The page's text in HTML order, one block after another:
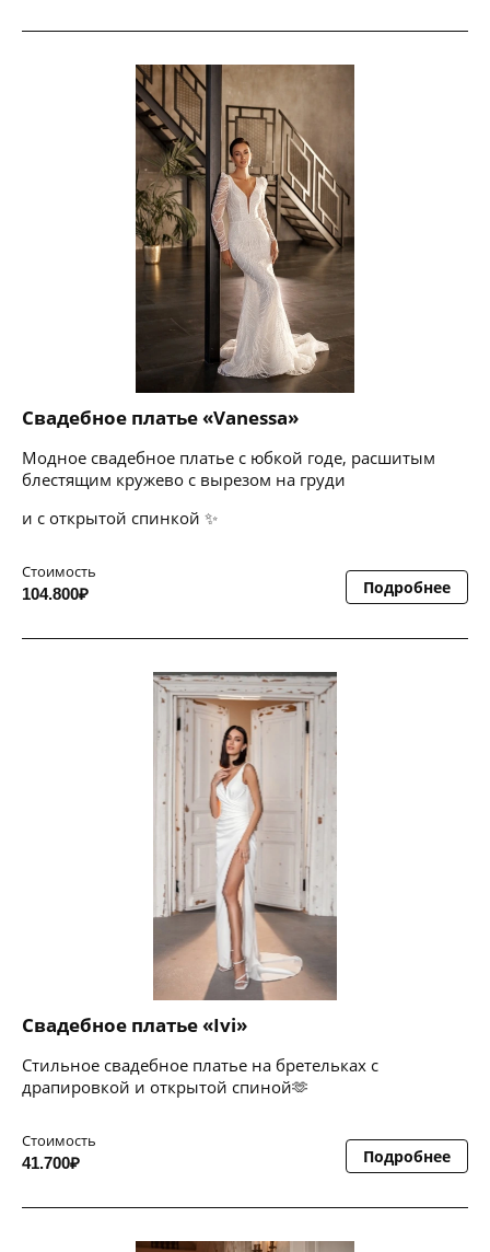
Свадебное платье «Vanessa»
Модное свадебное платье с юбкой годе, расшитым
блестящим кружево с вырезом на груди
и с открытой спинкой ✨
Стоимость
104.800₽ Подробнее
Свадебное платье «Ivi»
Стильное свадебное платье на бретельках с
драпировкой и открытой спиной🫶
Стоимость
41.700₽ Подробнее